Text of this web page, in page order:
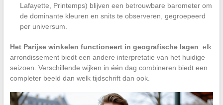
Lafayette, Printemps) blijven een betrouwbare barometer om
de dominante kleuren en snits te observeren, gegroepeerd
per universum.
Het Parijse winkelen functioneert in geografische lagen: elk
arrondissement biedt een andere interpretatie van het huidige
seizoen. Verschillende wijken in één dag combineren biedt een
completer beeld dan welk tijdschrift dan ook.